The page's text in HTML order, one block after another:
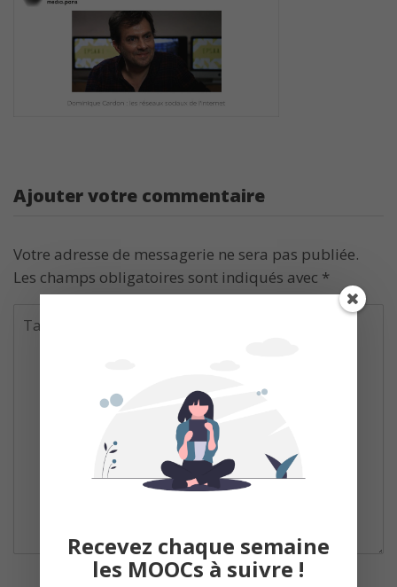
Ajouter votre commentaire
Votre adresse de messagerie ne sera pas publiée.
Les champs obligatoires sont indiqués avec *
Recevez chaque semaine
les MOOCs à suivre !